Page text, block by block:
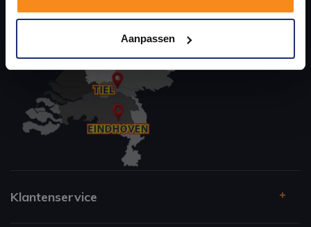
Aanpassen
Klantenservice
Kom langs en ervaar zelf het verschil!